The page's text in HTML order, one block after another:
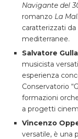
Navigante del
romanzo La
caratterizzati
mediterranee.
Salvatore
musicista
esperienza
Conservatorio
formazioni
a progetti
Vincenzo
versatile, è una